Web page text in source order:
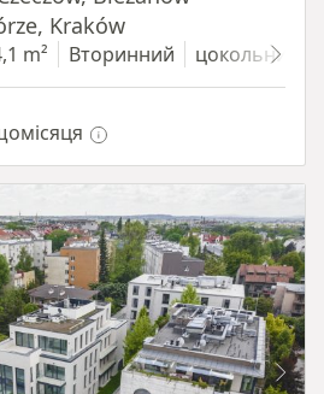
Kraków
m² Вторинний цокольний